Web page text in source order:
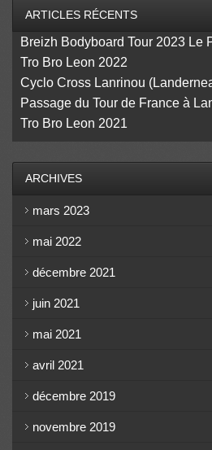
ARTICLES RÉCENTS
Breizh Bodyboard Tour 2023 Le
Tro Bro Leon 2022
Cyclo Cross Lanrinou
Passage du Tour de France à
Tro Bro Leon 2021
ARCHIVES
mars 2023
mai 2022
décembre 2021
juin 2021
mai 2021
avril 2021
décembre 2019
novembre 2019